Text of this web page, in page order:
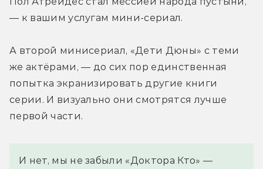
— к вашим услугам мини-сериал.
А второй минисериал, «Дети Дюны» с теми
же актёрами, — до сих пор единственная
попытка экранизировать другие книги
серии. И визуально они смотрятся лучше
первой части.
И нет, мы не забыли «Доктора Кто» —